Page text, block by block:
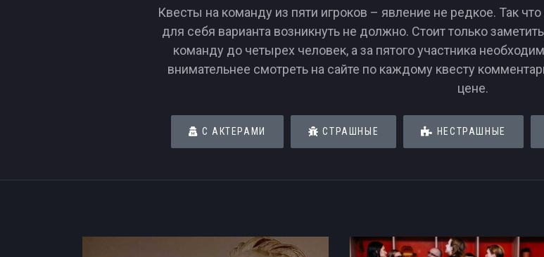
Квесты на команду из пяти игроков – явление не редкое. Так
для себя варианта возникнуть не должно. Стоит только
команду до четырех человек, а за пятого участника
внимательнее смотреть на сайте по каждому квесту
цене.
С АКТЕРАМИ СТРАШНЫЕ НЕСТРАШНЫЕ